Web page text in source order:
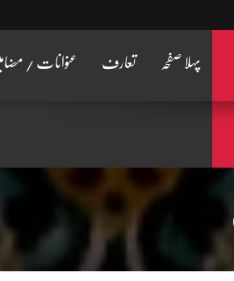
پہلا صفحہ تعارف عنوانات /